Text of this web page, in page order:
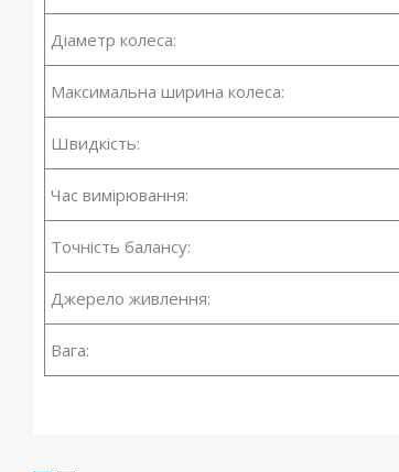
Діаметр колеса:
Максимальна ширина колеса:
Швидкість:
Час вимірювання:
Точність балансу:
Джерело живлення:
Вага: